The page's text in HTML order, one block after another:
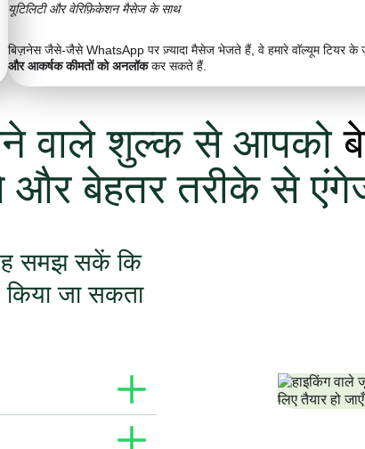
यूटिलिटी और वेरिफ़िकेशन मैसेज के साथ
बिज़नेस जैसे-जैसे WhatsApp पर ज़्यादा मैसेज भेजते हैं, वे हमारे वॉल्यूम टियर के
और आकर्षक कीमतों को अनलॉककर सकते हैं.
वाले शुल्क से आपको
बेहतर तरीके से
समझ सकें कि
जा सकता
अपने बिज़नेस के बारे में
मैसेज में ऑफ़र और प्रोमो,